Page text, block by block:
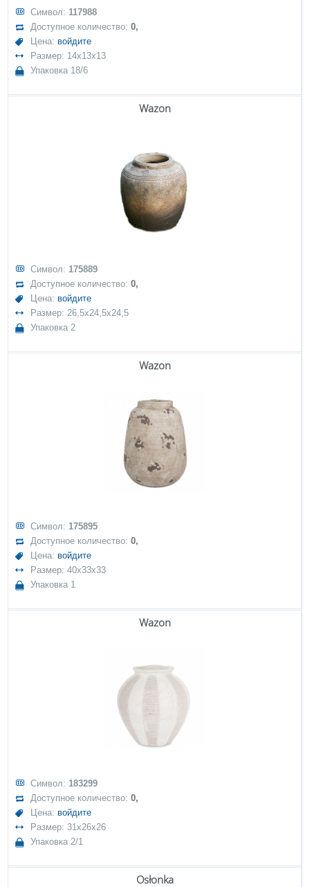
Символ: 117988
Доступное количество:0,
Цена: войдите
Размер: 14x13x13
Упаковка 18/6
Wazon
Символ: 175889
Доступное количество:0,
Цена: войдите
Размер: 26,5x24,5x24,5
Упаковка 2
Wazon
Символ: 175895
Доступное количество:0,
Цена: войдите
Размер: 40x33x33
Упаковка 1
Wazon
Символ: 183299
Доступное количество:0,
Цена: войдите
Размер: 31x26x26
Упаковка 2/1
Osłonka